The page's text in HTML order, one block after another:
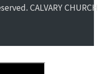
CALVARY CHURCH